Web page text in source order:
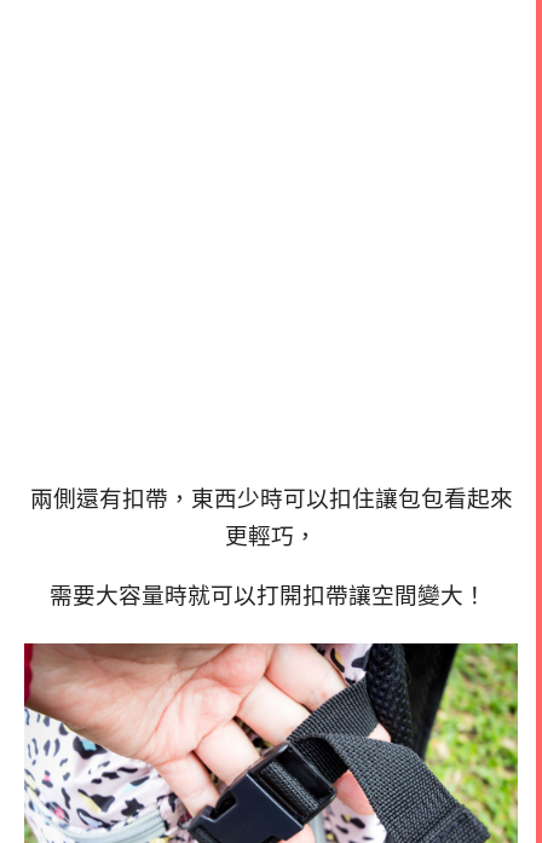
兩側還有扣帶，東西少時可以扣住讓包包看起來
更輕巧，
需要大容量時就可以打開扣帶讓空間變大！